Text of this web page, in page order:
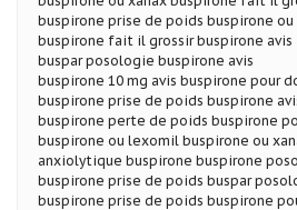
buspirone prise de poids buspirone
buspirone fait il grossir buspirone avis
buspar posologie buspirone avis
buspirone 10 mg avis buspirone pour
buspirone prise de poids buspirone
buspirone perte de poids buspirone
buspirone ou lexomil buspirone ou
anxiolytique buspirone buspirone
buspirone prise de poids buspar
buspirone prise de poids buspirone